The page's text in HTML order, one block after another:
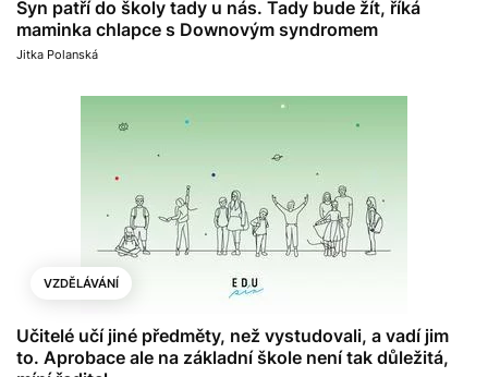
Syn patří do školy tady u nás. Tady bude žít, říká
maminka chlapce s Downovým syndromem
Jitka Polanská
VZDĚLÁVÁNÍ
Učitelé učí jiné předměty, než vystudovali, a vadí jim
to. Aprobace ale na základní škole není tak důležitá,